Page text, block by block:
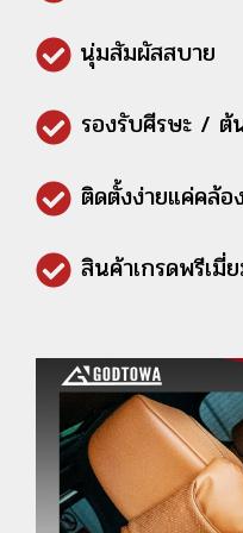
นุ่มสัมผัสสบาย
รองรับศีรษะ / ต้
ติดตั้งง่ายแค่คล้
สินค้าเกรดพรีเมี่